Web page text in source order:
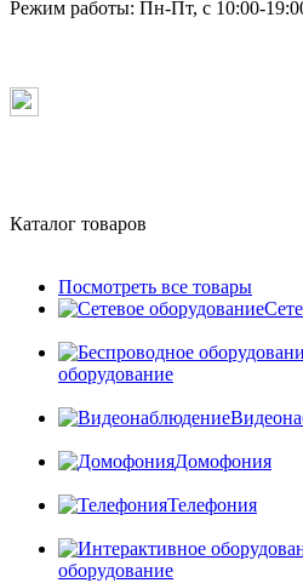
Режим работы: Пн-Пт, с 10:00-
Каталог товаров
Посмотреть все товары
оборудование
Домофония
Телефония
оборудование